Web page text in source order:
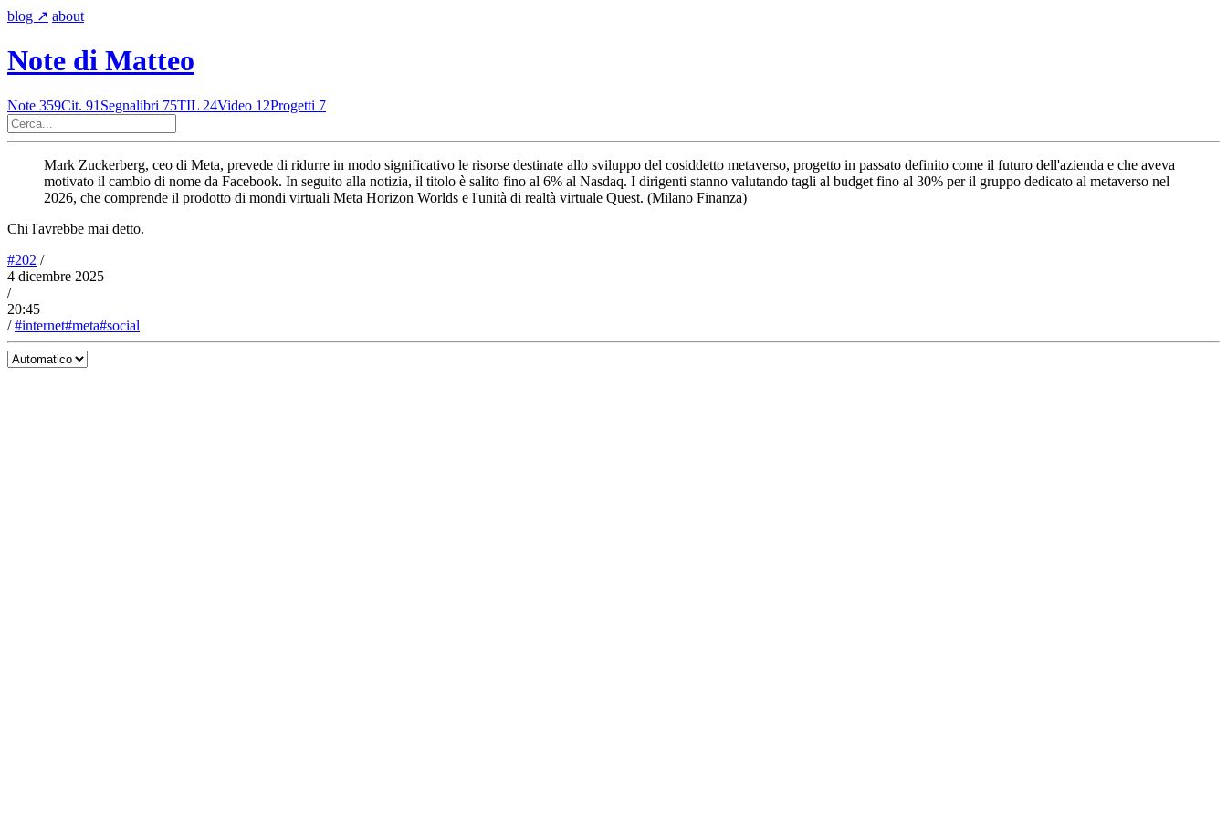
blog ↗︎ about
Note di Matteo
Note 359Cit. 91 Segnalibri 75TIL 24Video 12Progetti 7
Mark Zuckerberg, ceo di Meta, prevede di ridurre in modo significativo le risorse destinate allo sviluppo del cosiddetto metaverso, progetto in passato definito come il futuro dell'azienda e che aveva
motivato il cambio di nome da Facebook. In seguito alla notizia, il titolo è salito fino al 6% al Nasdaq. I dirigenti stanno valutando tagli al budget fino al 30% per il gruppo dedicato al metaverso nel
2026, che comprende il prodotto di mondi virtuali Meta Horizon Worlds e l'unità di realtà virtuale Quest. (Milano Finanza)
Chi l'avrebbe mai detto.
#202 /
4 dicembre 2025
/
20:45
/#internet#meta#social